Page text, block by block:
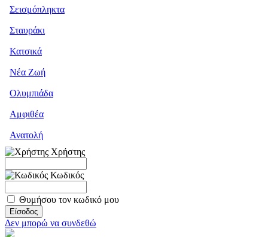
Σεισμόπληκτα
Σταυράκι
Κατσικά
Νέα Ζωή
Ολυμπιάδα
Αμφιθέα
Ανατολή
Χρήστης
Κωδικός
Θυμήσου τον κωδικό μου
Δεν μπορώ να συνδεθώ